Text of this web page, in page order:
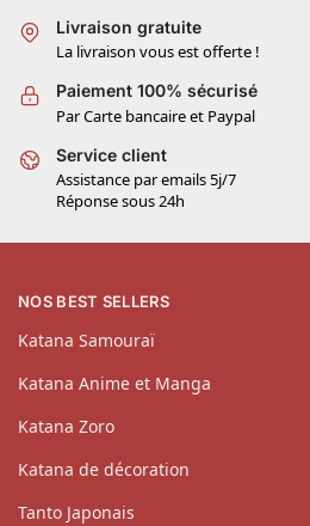
Livraison gratuite
La livraison vous est offerte !
Paiement 100% sécurisé
Par Carte bancaire et Paypal
Service client
Assistance par emails 5j/7
Réponse sous 24h
NOS BEST SELLERS
Katana Samouraï
Katana Anime et Manga
Katana Zoro
Katana de décoration
Tanto Japonais